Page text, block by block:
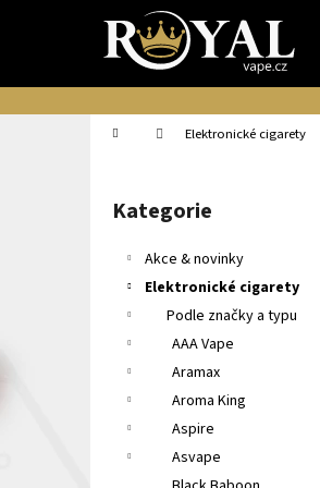
Domů Elektronické cigarety
Přeskočit
kategorie
Kategorie
Akce & novinky
Elektronické cigarety
Podle značky a typu
AAA Vape
Aramax
Aroma King
Aspire
Asvape
í
k
Zpět
do
obchodu
Zpět
do
obchodu